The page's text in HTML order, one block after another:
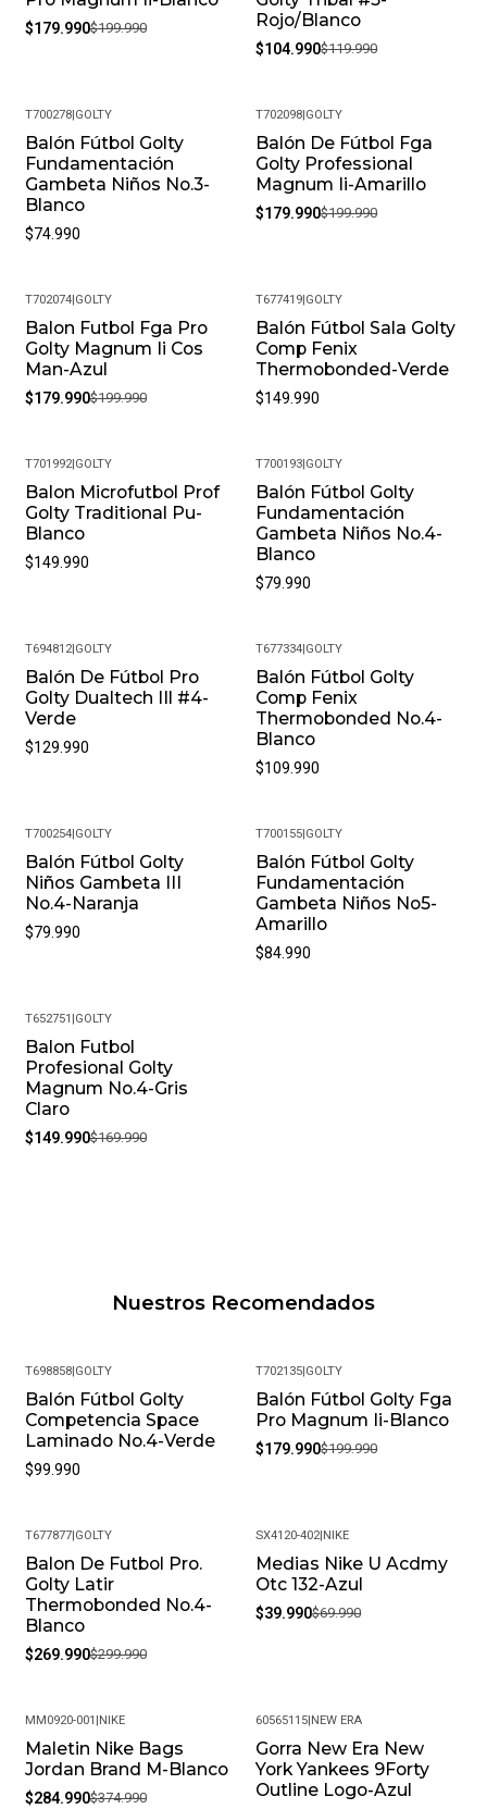
$179.990$199.990
Rojo/Blanco
$104.990$119.990
T700278| GOLTY
Balón Fútbol Golty
Fundamentación
Gambeta Niños No.3-
Blanco
$74.990
-10%
T702098 GOLTY
Balón De Fútbol Fga
Golty Professional
Magnum Ii-Amarillo
$179.990$199.990
-10%
T702074| GOLTY
Balon Futbol Fga Pro
Golty Magnum Ii Cos
Man-Azul
$179.990$199.990
T677419 GOLTY
Balón Fútbol Sala Golty
Comp Fenix
Thermobonded-Verde
$149.990
T701992| GOLTY
Balon Microfutbol Prof
Golty Traditional Pu-
Blanco
$149.990
T700193 GOLTY
Balón Fútbol Golty
Fundamentación
Gambeta Niños No.4-
Blanco
$79.990
T694812| GOLTY
Balón De Fútbol Pro
Golty Dualtech IIl #4-
Verde
$129.990
T677334 GOLTY
Balón Fútbol Golty
Comp Fenix
Thermobonded No.4-
Blanco
$109.990
T700254|GOLTY
Balón Fútbol Golty
Niños Gambeta III
No.4-Naranja
$79.990
T700155|GOLTY
Balón Fútbol Golty
Fundamentación
Gambeta Niños No5-
Amarillo
$84.990
-12%
T652751 |GOLTY
Balon Futbol
Profesional Golty
Magnum No.4-Gris
Claro
$149.990$169.990
Nuestros Recomendados
T698858| GOLTY
Balón Fútbol Golty
Competencia Space
Laminado No.4-Verde
$99.990
-10%
T702135 GOLTY
Balón Fútbol Golty Fga
Pro Magnum Ii-Blanco
$179.990$199.990
-10%
T677877| GOLTY
Balon De Futbol Pro.
Golty Latir
Thermobonded No.4-
Blanco
$269.990$299.990
-43%
SX4120-402| NIKE
Medias Nike U Acdmy
Otc 132-Azul
$39.990$69.990
-24%
MM0920-001 |NIKE
Maletin Nike Bags
Jordan Brand M-Blanco
$284.990$374.990
60565115|NEW ERA
Gorra New Era New
York Yankees 9Forty
Outline Logo-Azul